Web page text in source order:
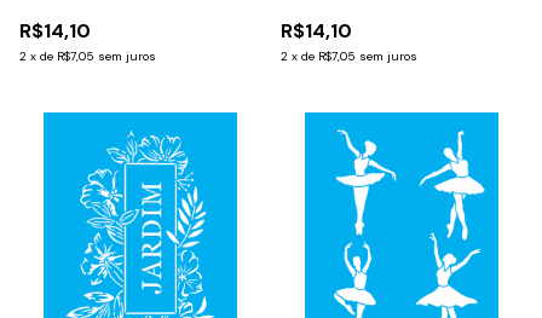
R$14,10
2 x de R$7,05 sem juros
R$14,10
2 x de R$7,05 sem juros